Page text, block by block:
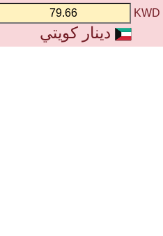
دينار كويتي